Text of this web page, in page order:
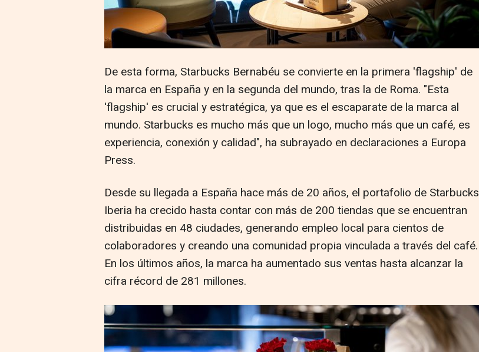
De esta forma, Starbucks Bernabéu se convierte en la primera 'flagship' de
la marca en España y en la segunda del mundo, tras la de Roma. "Esta
'flagship' es crucial y estratégica, ya que es el escaparate de la marca al
mundo. Starbucks es mucho más que un logo, mucho más que un café, es
experiencia, conexión y calidad", ha subrayado en declaraciones a Europa
Press.
Desde su llegada a España hace más de 20 años, el portafolio de Starbucks
Iberia ha crecido hasta contar con más de 200 tiendas que se encuentran
distribuidas en 48 ciudades, generando empleo local para cientos de
colaboradores y creando una comunidad propia vinculada a través del café.
En los últimos años, la marca ha aumentado sus ventas hasta alcanzar la
cifra récord de 281 millones.